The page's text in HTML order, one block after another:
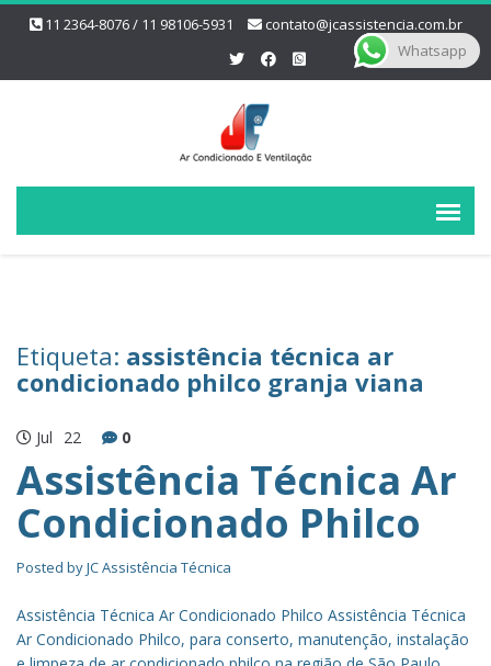
11 2364-8076 / 11 98106-5931 contato@jcassistencia.com.br
Etiqueta: assistência técnica ar
condicionado philco granja viana
Jul 22 0
Assistência Técnica Ar
Condicionado Philco
Posted byJC Assistência Técnica
Assistência Técnica Ar Condicionado Philco Assistência Técnica
Ar Condicionado Philco, para conserto, manutenção, instalação
Whatsapp